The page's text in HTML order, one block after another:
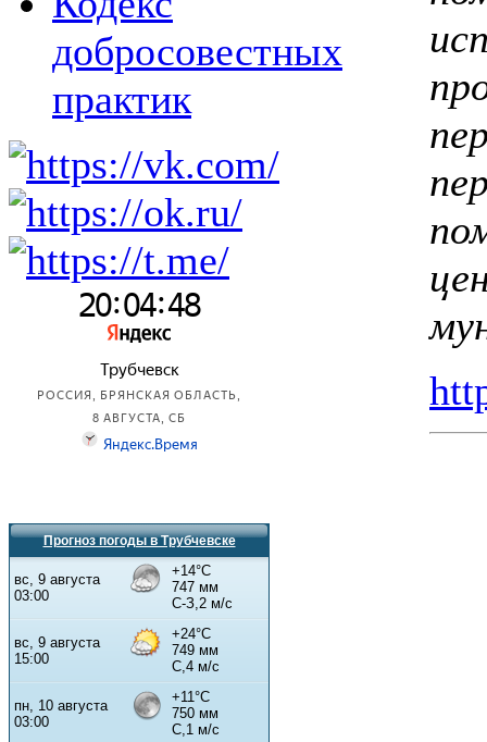
добросовестных
практик
Прогноз погоды в Трубчевске